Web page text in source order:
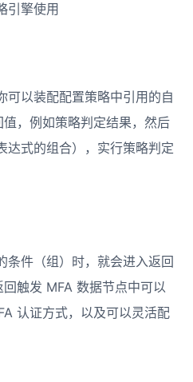
引擎使用
可以装配配置策略中引用的自
，例如策略判定结果，然后
达式的组合），实行策略判定
条件（组）时，就会进入返回
触发 MFA 数据节点中可以
认证方式，以及可以灵活配